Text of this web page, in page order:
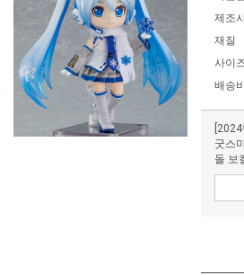
제조
재질
사이
배송비
굿스
돌 보